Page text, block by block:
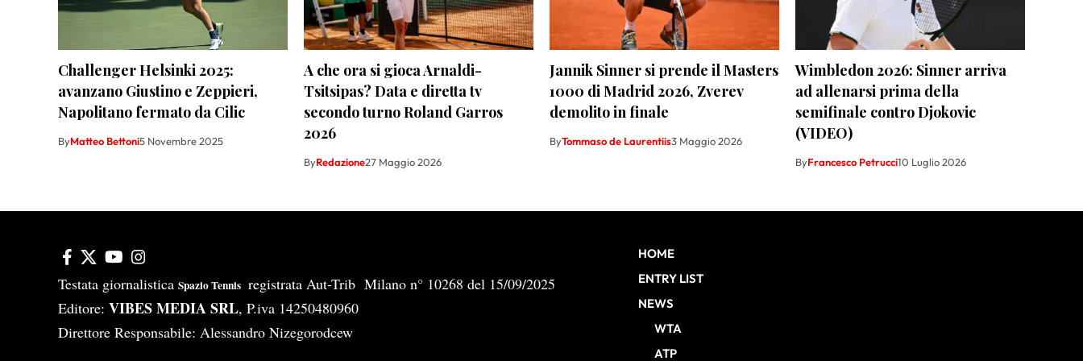
Challenger Helsinki 2025:
avanzano Giustino e Zeppieri,
Napolitano fermato da Cilic
ByMatteo Bettoni5 Novembre 2025
A che ora si gioca Arnaldi-
Tsitsipas? Data e diretta tv
secondo turno Roland Garros
2026
ByRedazione27 Maggio 2026
Jannik Sinner si prende il Masters
1000 di Madrid 2026, Zverev
demolito in finale
ByTommaso de Laurentiis3 Maggio 2026
Wimbledon 2026: Sinner arriva
ad allenarsi prima della
semifinale contro Djokovic
(VIDEO)
ByFrancesco Petrucci10 Luglio 2026
Testata giornalistica Spazio Tennis registrata Aut-Trib Milano n° 10268 del 15/09/2025
Editore: VIBES MEDIA SRL, P.iva 14250480960
Direttore Responsabile: Alessandro Nizegorodcew
HOME
ENTRY LIST
NEWS
WTA
ATP